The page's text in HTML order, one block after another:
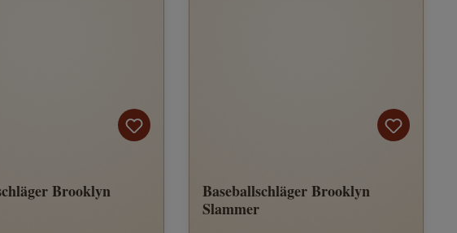
Brooklyn
Baseballschläger Brooklyn
Slammer